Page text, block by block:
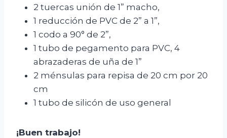
2 tuercas unión de 1” macho,
1 reducción de PVC de 2” a 1”,
1 codo a 90° de 2”,
1 tubo de pegamento para PVC, 4
abrazaderas de uña de 1”
2 ménsulas para repisa de 20 cm por 20
cm
1 tubo de silicón de uso general
¡Buen trabajo!